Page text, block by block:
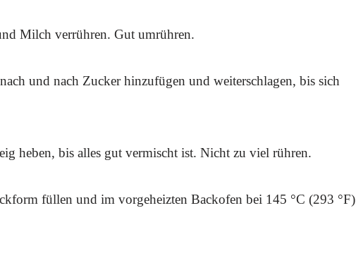
Milch verrühren. Gut umrühren.
und nach Zucker hinzufügen und weiterschlagen, bis sich
heben, bis alles gut vermischt ist. Nicht zu viel rühren.
füllen und im vorgeheizten Backofen bei 145 °C (293 °F)